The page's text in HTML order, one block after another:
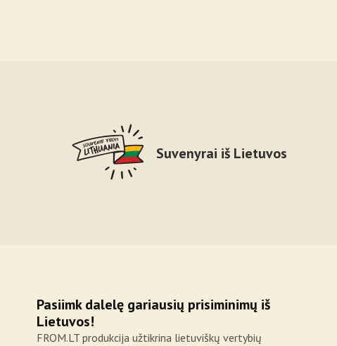
Suvenyrai iš Lietuvos
Pasiimk dalelę gariausių prisiminimų iš
Lietuvos!
FROM.LT produkcija užtikrina lietuviškų vertybių